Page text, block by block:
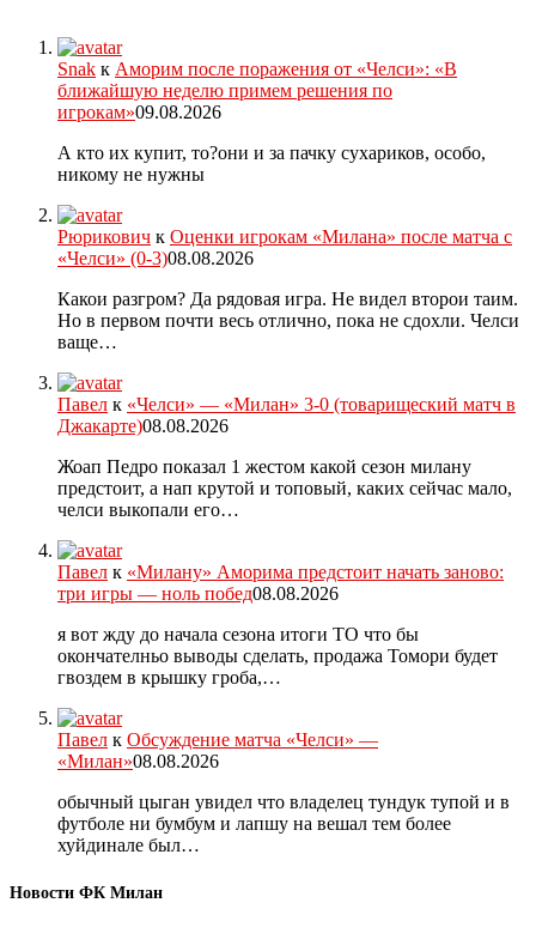
Snak к Аморим после поражения от «Челси»: «В
ближайшую неделю примем решения по
игрокам»09.08.2026
А кто их купит, то?они и за пачку сухариков, особо,
никому не нужны
Рюрикович к Оценки игрокам «Милана» после матча с
«Челси» (0-3)08.08.2026
Какои разгром? Да рядовая игра. Не видел второи таим.
Но в первом почти весь отлично, пока не сдохли. Челси
ваще…
Павел к «Челси» — «Милан» 3-0 (товарищеский матч в
Джакарте)08.08.2026
Жоап Педро показал 1 жестом какой сезон милану
предстоит, а нап крутой и топовый, каких сейчас мало,
челси выкопали его…
Павел к «Милану» Аморима предстоит начать заново:
три игры — ноль побед08.08.2026
я вот жду до начала сезона итоги ТО что бы
окончателньо выводы сделать, продажа Томори будет
гвоздем в крышку гроба,…
Павел к Обсуждение матча «Челси» —
«Милан»08.08.2026
обычный цыган увидел что владелец тундук тупой и в
футболе ни бумбум и лапшу на вешал тем более
хуйдинале был…
Новости ФК Милан